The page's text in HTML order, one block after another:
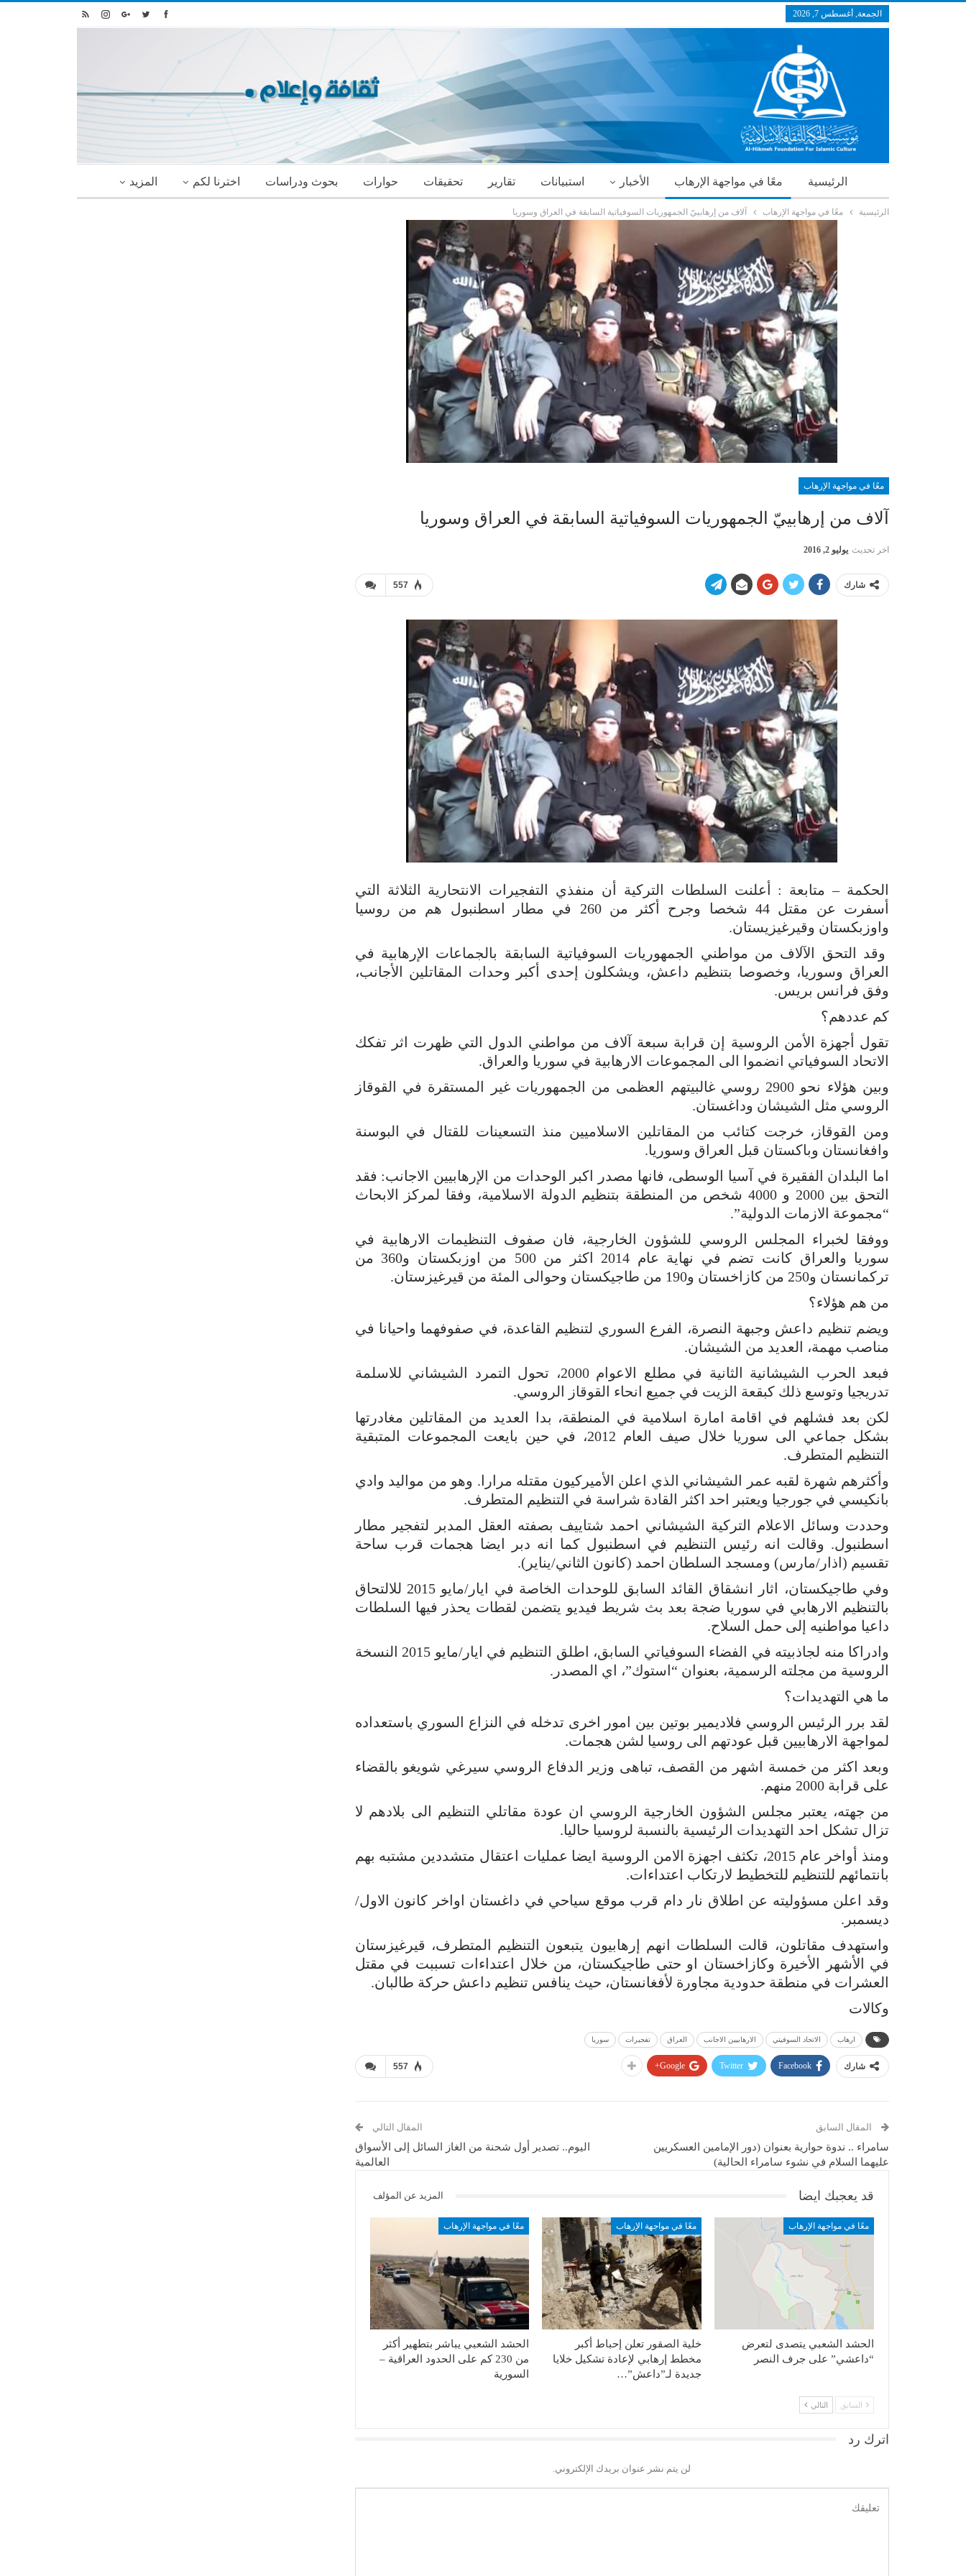
الجمعة, أغسطس 7, 2026
الرئيسية معًا في مواجهة الإرهاب الأخبار استبيانات تقارير تحقيقات حوارات بحوث ودراسات اخترنا لكم المزيد
الرئيسية معًا في مواجهة الإرهاب آلاف من إرهابييّ الجمهوريات السوفياتية السابقة في العراق وسوريا
معًا في مواجهة الإرهاب
آلاف من إرهابييّ الجمهوريات السوفياتية السابقة في العراق وسوريا
اخر تحديث يوليو 2, 2016
557 شارك
الحكمة – متابعة : أعلنت السلطات التركية أن منفذي التفجيرات الانتحارية الثلاثة التي
أسفرت عن مقتل 44 شخصا وجرح أكثر من 260 في مطار اسطنبول هم من روسيا
واوزبكستان وقيرغيزيستان.
وقد التحق الآلاف من مواطني الجمهوريات السوفياتية السابقة بالجماعات الإرهابية في
العراق وسوريا، وخصوصا بتنظيم داعش، ويشكلون إحدى أكبر وحدات المقاتلين الأجانب،
وفق فرانس بريس.
كم عددهم؟
تقول أجهزة الأمن الروسية إن قرابة سبعة آلاف من مواطني الدول التي ظهرت اثر تفكك
الاتحاد السوفياتي انضموا الى المجموعات الارهابية في سوريا والعراق.
وبين هؤلاء نحو 2900 روسي غالبيتهم العظمى من الجمهوريات غير المستقرة في القوقاز
الروسي مثل الشيشان وداغستان.
ومن القوقاز، خرجت كتائب من المقاتلين الاسلاميين منذ التسعينات للقتال في البوسنة
وافغانستان وباكستان قبل العراق وسوريا.
اما البلدان الفقيرة في آسيا الوسطى، فانها مصدر اكبر الوحدات من الإرهابيين الاجانب: فقد
التحق بين 2000 و 4000 شخص من المنطقة بتنظيم الدولة الاسلامية، وفقا لمركز الابحاث
“مجموعة الازمات الدولية”.
ووفقا لخبراء المجلس الروسي للشؤون الخارجية، فان صفوف التنظيمات الارهابية في
سوريا والعراق كانت تضم في نهاية عام 2014 اكثر من 500 من اوزبكستان و360 من
تركمانستان و250 من كازاخستان و190 من طاجيكستان وحوالى المئة من قيرغيزستان.
من هم هؤلاء؟
ويضم تنظيم داعش وجبهة النصرة، الفرع السوري لتنظيم القاعدة، في صفوفهما واحيانا في
مناصب مهمة، العديد من الشيشان.
فبعد الحرب الشيشانية الثانية في مطلع الاعوام 2000، تحول التمرد الشيشاني للاسلمة
تدريجيا وتوسع ذلك كبقعة الزيت في جميع انحاء القوقاز الروسي.
لكن بعد فشلهم في اقامة امارة اسلامية في المنطقة، بدا العديد من المقاتلين مغادرتها
بشكل جماعي الى سوريا خلال صيف العام 2012، في حين بايعت المجموعات المتبقية
التنظيم المتطرف.
وأكثرهم شهرة لقبه عمر الشيشاني الذي اعلن الأميركيون مقتله مرارا. وهو من مواليد وادي
بانكيسي في جورجيا ويعتبر احد اكثر القادة شراسة في التنظيم المتطرف.
وحددت وسائل الاعلام التركية الشيشاني احمد شتاييف بصفته العقل المدبر لتفجير مطار
اسطنبول. وقالت انه رئيس التنظيم في اسطنبول كما انه دبر ايضا هجمات قرب ساحة
تقسيم (اذار/مارس) ومسجد السلطان احمد (كانون الثاني/يناير).
وفي طاجيكستان، اثار انشقاق القائد السابق للوحدات الخاصة في ايار/مايو 2015 للالتحاق
بالتنظيم الارهابي في سوريا ضجة بعد بث شريط فيديو يتضمن لقطات يحذر فيها السلطات
داعيا مواطنيه إلى حمل السلاح.
وادراكا منه لجاذبيته في الفضاء السوفياتي السابق، اطلق التنظيم في ايار/مايو 2015 النسخة
الروسية من مجلته الرسمية، بعنوان “استوك”، اي المصدر.
ما هي التهديدات؟
لقد برر الرئيس الروسي فلاديمير بوتين بين امور اخرى تدخله في النزاع السوري باستعداده
لمواجهة الارهابيين قبل عودتهم الى روسيا لشن هجمات.
وبعد اكثر من خمسة اشهر من القصف، تباهى وزير الدفاع الروسي سيرغي شويغو بالقضاء
على قرابة 2000 منهم.
من جهته، يعتبر مجلس الشؤون الخارجية الروسي ان عودة مقاتلي التنظيم الى بلادهم لا
تزال تشكل احد التهديدات الرئيسية بالنسبة لروسيا حاليا.
ومنذ أواخر عام 2015، تكثف اجهزة الامن الروسية ايضا عمليات اعتقال متشددين مشتبه بهم
بانتمائهم للتنظيم للتخطيط لارتكاب اعتداءات.
وقد اعلن مسؤوليته عن اطلاق نار دام قرب موقع سياحي في داغستان اواخر كانون الاول/
ديسمبر.
واستهدف مقاتلون، قالت السلطات انهم إرهابيون يتبعون التنظيم المتطرف، قيرغيزستان
في الأشهر الأخيرة وكازاخستان او حتى طاجيكستان، من خلال اعتداءات تسببت في مقتل
العشرات في منطقة حدودية مجاورة لأفغانستان، حيث ينافس تنظيم داعش حركة طالبان.
وكالات
ارهاب الاتحاد السوفيتي الارهابيين الاجانب العراق تفجيرات سوريا
557 شارك Facebook
Twitter
Google+
المقال السابق
سامراء .. ندوة حوارية بعنوان (دور الإمامين العسكريين
عليهما السلام في نشوء سامراء الحالية)
المقال التالي
اليوم.. تصدير أول شحنة من الغاز السائل إلى الأسواق
العالمية
قد يعجبك ايضا المزيد عن المؤلف
معًا في مواجهة الإرهاب
الحشد الشعبي يتصدى لتعرض
“داعشي” على جرف النصر
معًا في مواجهة الإرهاب
خلية الصقور تعلن إحباط أﻛﺒﺮ
ﻣﺨﻄﻂ إرﻫﺎﺑﻲ لإعادة تشكيل خلايا
جديدة لـ”داعش”…
معًا في مواجهة الإرهاب
الحشد الشعبي يباشر بتطهير أكثر
من 230 كم على الحدود العراقية –
السورية
السابق التالي
اترك رد
لن يتم نشر عنوان بريدك الإلكتروني.